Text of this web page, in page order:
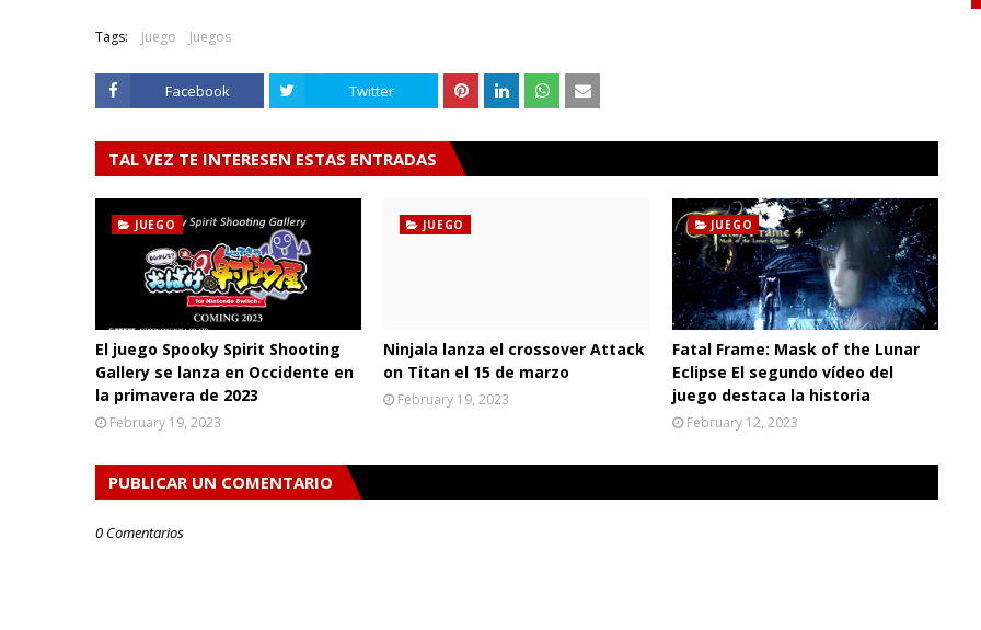
Tags: Juego Juegos
Facebook Twitter
TAL VEZ TE INTERESEN ESTAS ENTRADAS
JUEGO
El juego Spooky Spirit Shooting
Gallery se lanza en Occidente en
la primavera de 2023
February 19, 2023
JUEGO
Ninjala lanza el crossover Attack
on Titan el 15 de marzo
February 19, 2023
JUEGO
Fatal Frame: Mask of the Lunar
Eclipse El segundo vídeo del
juego destaca la historia
February 12, 2023
PUBLICAR UN COMENTARIO
0 Comentarios